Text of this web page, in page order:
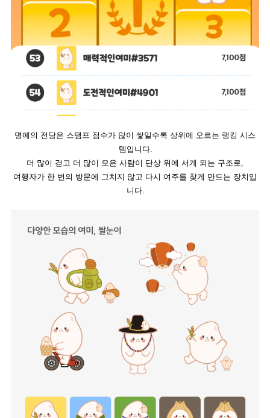
명예의 전당은 스탬프 점수가 많이 쌓일수록 상위에 오르는 랭킹 시스
템입니다.
더 많이 걷고 더 많이 모은 사람이 단상 위에 서게 되는 구조로,
여행자가 한 번의 방문에 그치지 않고 다시 여주를 찾게 만드는 장치입
니다.